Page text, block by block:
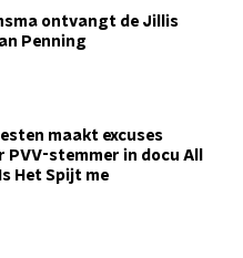
ontvangt de Jillis
Penning
maakt excuses
PVV-stemmer in docu All
Het Spijt me